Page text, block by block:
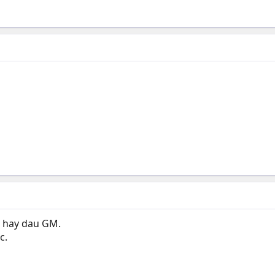
dau GM.